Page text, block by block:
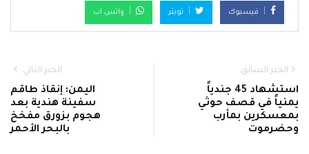
فيسبوك تويتر واتس اب
الخبر السابق
استشهاد 45 جندياً
يمنياً في قصف حوثي
بمعسكرين بمأرب
وحضرموت
الخبر التالي
اليمن: إنقاذ طاقم
سفينة هندية بعد
هجوم بزورق مفخخ
بالبحر الأحمر